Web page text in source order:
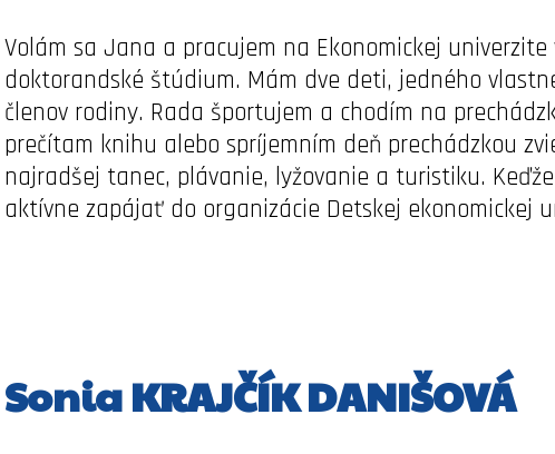
Volám sa Jana a pracujem na Ekonomickej
doktorandské štúdium. Mám dve deti, jedného
členov rodiny. Rada športujem a chodím na
prečítam knihu alebo spríjemním deň prechádzkou
najradšej tanec, plávanie, lyžovanie a turistiku.
aktívne zapájať do organizácie Detskej ekonomickej
Sonia KRAJČÍK DANIŠOVÁ